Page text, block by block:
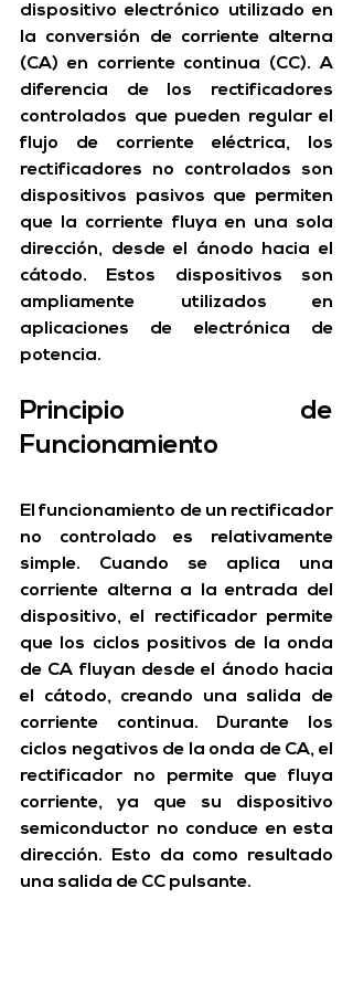
dispositivo electrónico utilizado en
la conversión de corriente alterna
(CA) en corriente continua (CC). A
diferencia de los rectificadores
controlados que pueden regular el
flujo de corriente eléctrica,
los
rectificadores no controlados son
dispositivos pasivos que permiten
que la corriente fluya en una sola
dirección, desde el ánodo hacia el
cátodo. Estos dispositivos son
ampliamente utilizados en
aplicaciones de electrónica de
potencia.
Principio de
Funcionamiento
El funcionamiento de un rectificador
no controlado es relativamente
simple. Cuando se aplica una
corriente alterna a la entrada del
dispositivo, el rectificador permite
que los ciclos positivos de la onda
de CA fluyan desde el ánodo hacia
el cátodo, creando una salida de
corriente continua.
Durante los
ciclos negativos de la onda de CA, el
rectificador no permite que fluya
corriente, ya que su dispositivo
semiconductor no conduce en esta
dirección. Esto da como resultado
una salida de CC pulsante.